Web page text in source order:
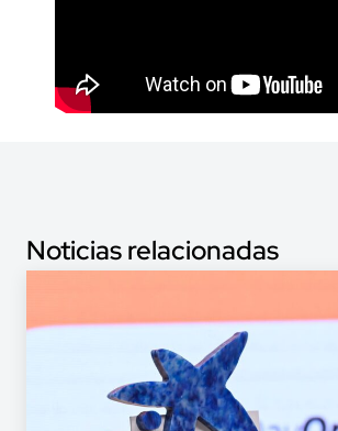
Noticias relacionadas